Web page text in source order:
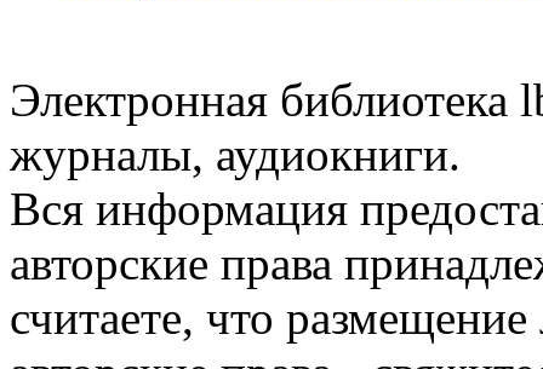
Электронная библиотека
журналы, аудиокниги.
Вся информация
авторские права
считаете, что